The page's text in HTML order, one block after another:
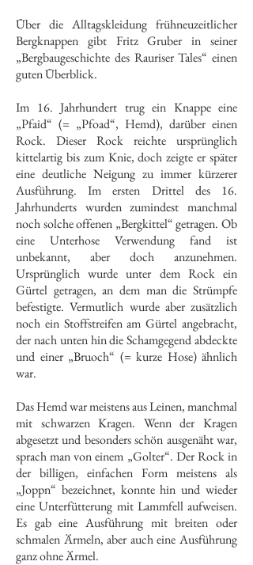
Über die Alltagskleidung frühneuzeitlicher
Bergknappen gibt Fritz Gruber in seiner
„Bergbaugeschichte des Rauriser Tales“ einen
guten Überblick.
Im 16. Jahrhundert trug ein Knappe eine
„Pfaid“ (= „Pfoad“, Hemd), darüber einen
Rock. Dieser Rock reichte ursprünglich
kittelartig bis zum Knie, doch zeigte er später
eine deutliche Neigung zu immer kürzerer
Ausführung. Im ersten Drittel des 16.
Jahrhunderts wurden zumindest manchmal
noch solche offenen „Bergkittel“ getragen. Ob
eine Unterhose Verwendung fand ist
unbekannt, aber doch anzunehmen.
Ursprünglich wurde unter dem Rock ein
Gürtel getragen, an dem man die Strümpfe
befestigte. Vermutlich wurde aber zusätzlich
noch ein Stoffstreifen am Gürtel angebracht,
der nach unten hin die Schamgegend abdeckte
und einer „Bruoch“ (= kurze Hose) ähnlich
war.
Das Hemd war meistens aus Leinen, manchmal
mit schwarzen Kragen. Wenn der Kragen
abgesetzt und besonders schön ausgenäht war,
sprach man von einem „Golter“. Der Rock in
der billigen, einfachen Form meistens als
„Joppn“ bezeichnet, konnte hin und wieder
eine Unterfütterung mit Lammfell aufweisen.
Es gab eine Ausführung mit breiten oder
schmalen Ärmeln, aber auch eine Ausführung
ganz ohne Ärmel.